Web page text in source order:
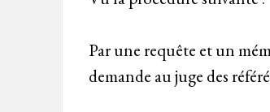
Par une requête et un
demande au juge des